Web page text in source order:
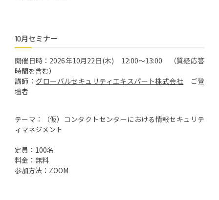
10月セミナー
開催日時：2026年10月22日(木) 12:00～13:00 （質疑応答
時間を含む）
講師： グローバルセキュリティエキスパート株式会社 ご登
壇者
テーマ：（仮）コンタクトセンターにおける情報セキュリテ
ィマネジメント
定員：100名
料金：無料
参加方法：ZOOM